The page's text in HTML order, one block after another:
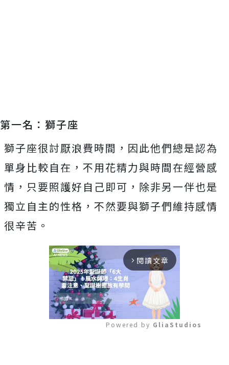
第一名：獅子座
獅子座很討厭浪費時間，因此他們總是認為
單身比較自在，不用花精力與時間在經營感
情，只要照護好自己即可，除非另一伴也是
獨立自主的性格，不然要與獅子們維持感情
很辛苦。
arrow_forward_ios 閱讀文章
Powered by GliaStudios